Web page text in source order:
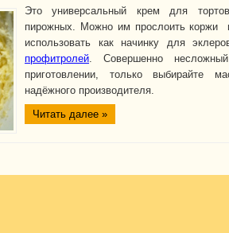
Это универсальный крем для
пирожных. Можно им прослоить коржи
использовать как начинку для
профитролей. Совершенно
приготовлении, только выбирайте
надёжного производителя.
Читать далее »